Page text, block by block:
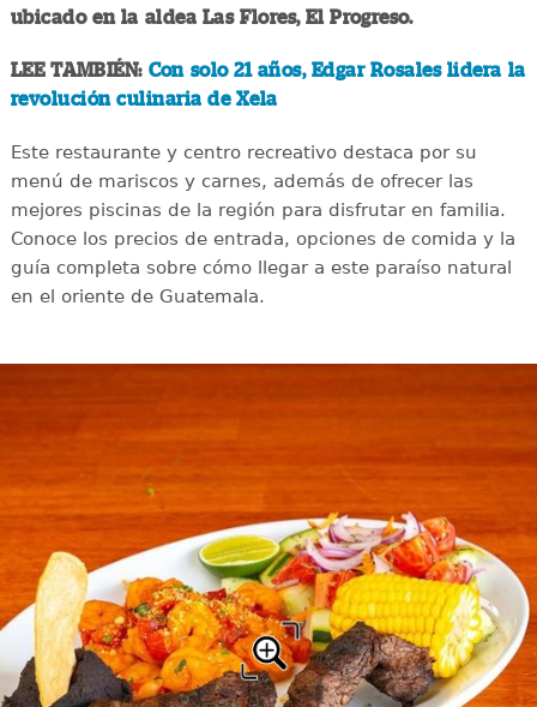
ubicado en la aldea Las Flores, El Progreso.
LEE TAMBIÉN: Con solo 21 años, Edgar Rosales lidera la
revolución culinaria de Xela
Este restaurante y centro recreativo destaca por su
menú de mariscos y carnes, además de ofrecer las
mejores piscinas de la región para disfrutar en familia.
Conoce los precios de entrada, opciones de comida y la
guía completa sobre cómo llegar a este paraíso natural
en el oriente de Guatemala.